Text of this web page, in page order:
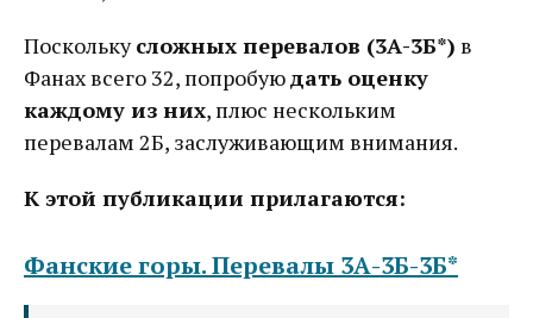
Посколькусложных перевалов (3А-3Б*) в
Фанах всего 32, попробуюдать оценку
каждому из них, плюс нескольким
перевалам 2Б, заслуживающим внимания.
К этой публикации прилагаются:
Фанские горы. Перевалы 3А-3Б-3Б*